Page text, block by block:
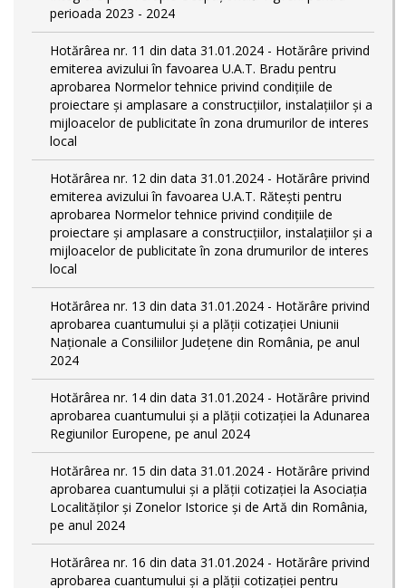
perioada 2023 - 2024
Hotărârea nr. 11 din data 31.01.2024 - Hotărâre privind
emiterea avizului în favoarea U.A.T. Bradu pentru
aprobarea Normelor tehnice privind condiţiile de
proiectare şi amplasare a construcţiilor, instalaţiilor şi a
mijloacelor de publicitate în zona drumurilor de interes
local
Hotărârea nr. 12 din data 31.01.2024 - Hotărâre privind
emiterea avizului în favoarea U.A.T. Rătești pentru
aprobarea Normelor tehnice privind condiţiile de
proiectare şi amplasare a construcţiilor, instalaţiilor şi a
mijloacelor de publicitate în zona drumurilor de interes
local
Hotărârea nr. 13 din data 31.01.2024 - Hotărâre privind
aprobarea cuantumului și a plății cotizației Uniunii
Naționale a Consiliilor Județene din România, pe anul
2024
Hotărârea nr. 14 din data 31.01.2024 - Hotărâre privind
aprobarea cuantumului și a plății cotizației la Adunarea
Regiunilor Europene, pe anul 2024
Hotărârea nr. 15 din data 31.01.2024 - Hotărâre privind
aprobarea cuantumului și a plății cotizației la Asociația
Localităților și Zonelor Istorice și de Artă din România,
pe anul 2024
Hotărârea nr. 16 din data 31.01.2024 - Hotărâre privind
aprobarea cuantumului și a plății cotizației pentru